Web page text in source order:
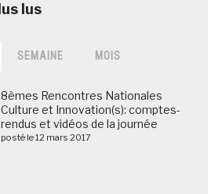
SEMAINE MOIS
8èmes Rencontres Nationales
Culture et Innovation(s): comptes-
rendus et vidéos de la journée
posté le 12 mars 2017